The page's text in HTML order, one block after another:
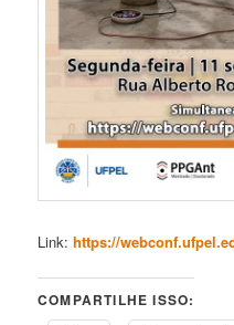
Link:https://
COMPARTILHE ISSO: